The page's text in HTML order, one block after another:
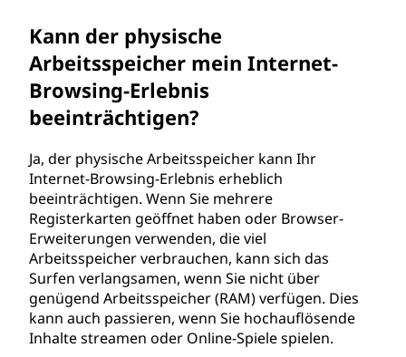
Kann der physische
Arbeitsspeicher mein Internet-
Browsing-Erlebnis
beeinträchtigen?
Ja, der physische Arbeitsspeicher kann Ihr
Internet-Browsing-Erlebnis erheblich
beeinträchtigen. Wenn Sie mehrere
Registerkarten geöffnet haben oder Browser-
Erweiterungen verwenden, die viel
Arbeitsspeicher verbrauchen, kann sich das
Surfen verlangsamen, wenn Sie nicht über
genügend Arbeitsspeicher (RAM) verfügen. Dies
kann auch passieren, wenn Sie hochauflösende
Inhalte streamen oder Online-Spiele spielen.